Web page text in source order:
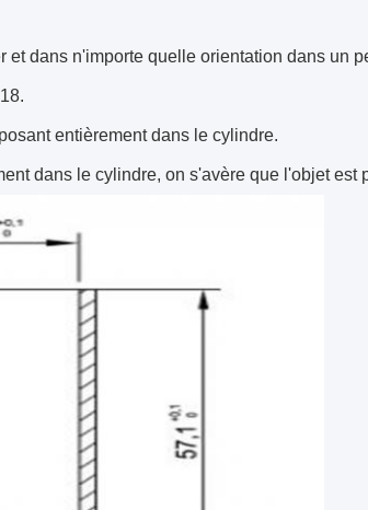
dans n'importe quelle orientation dans un
entièrement dans le cylindre.
dans le cylindre, on s'avère que l'objet est